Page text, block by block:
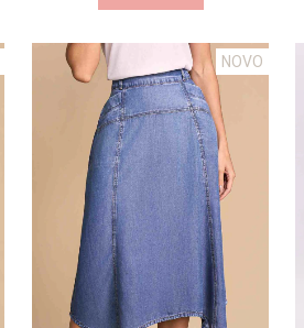
NOVO